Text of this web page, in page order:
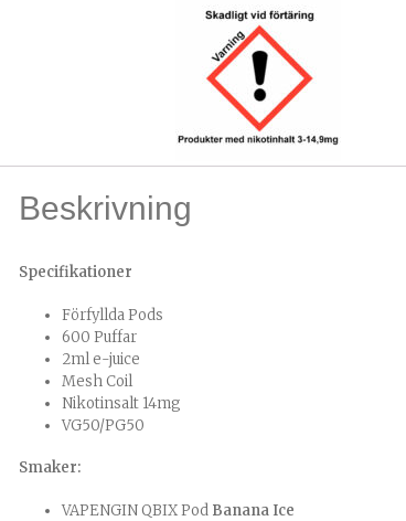
Beskrivning
Specifikationer
Förfyllda Pods
600 Puffar
2ml e-juice
Mesh Coil
Nikotinsalt 14mg
VG50/PG50
Smaker:
VAPENGIN QBIX Pod Banana Ice